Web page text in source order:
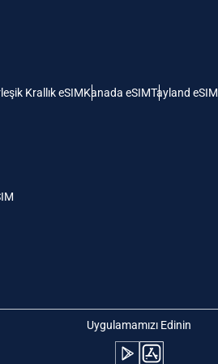
Krallık eSIMKanada eSIMTayland eSIM
Uygulamamızı Edinin
Bahtı